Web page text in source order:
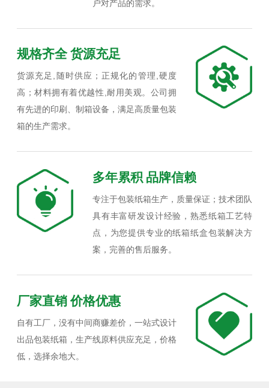
户对产品的需求。
规格齐全 货源充足
货源充足,随时供应；正规化的管理,硬度
高；材料拥有着优越性,耐用美观。公司拥
有先进的印刷、制箱设备，满足高质量包装
箱的生产需求。
多年累积 品牌信赖
专注于包装纸箱生产，质量保证；技术团队
具有丰富研发设计经验，熟悉纸箱工艺特
点，为您提供专业的纸箱纸盒包装解决方
案，完善的售后服务。
厂家直销 价格优惠
自有工厂，没有中间商赚差价，一站式设计
出品包装纸箱，生产线原料供应充足，价格
低，选择余地大。